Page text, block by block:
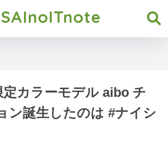
SAInoITnote
カラーモデル aibo チ
ン誕生したのは #ナイシ